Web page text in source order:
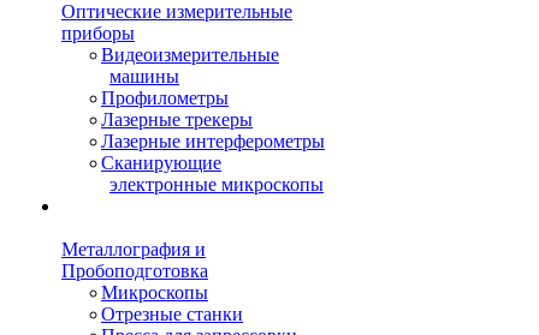
Оптические измерительные
приборы
Видеоизмерительные
машины
Профилометры
Лазерные трекеры
Лазерные интерферометры
Сканирующие
электронные микроскопы
Металлография и
Пробоподготовка
Микроскопы
Отрезные станки